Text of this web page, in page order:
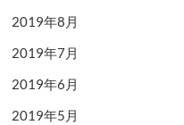
2019年8月
2019年7月
2019年6月
2019年5月